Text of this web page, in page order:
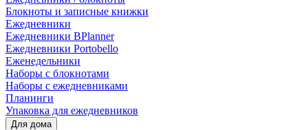
Блокноты и записные книжки
Ежедневники
Ежедневники BPlanner
Ежедневники Portobello
Еженедельники
Наборы с блокнотами
Наборы с ежедневниками
Планинги
Упаковка для ежедневников
Для дома